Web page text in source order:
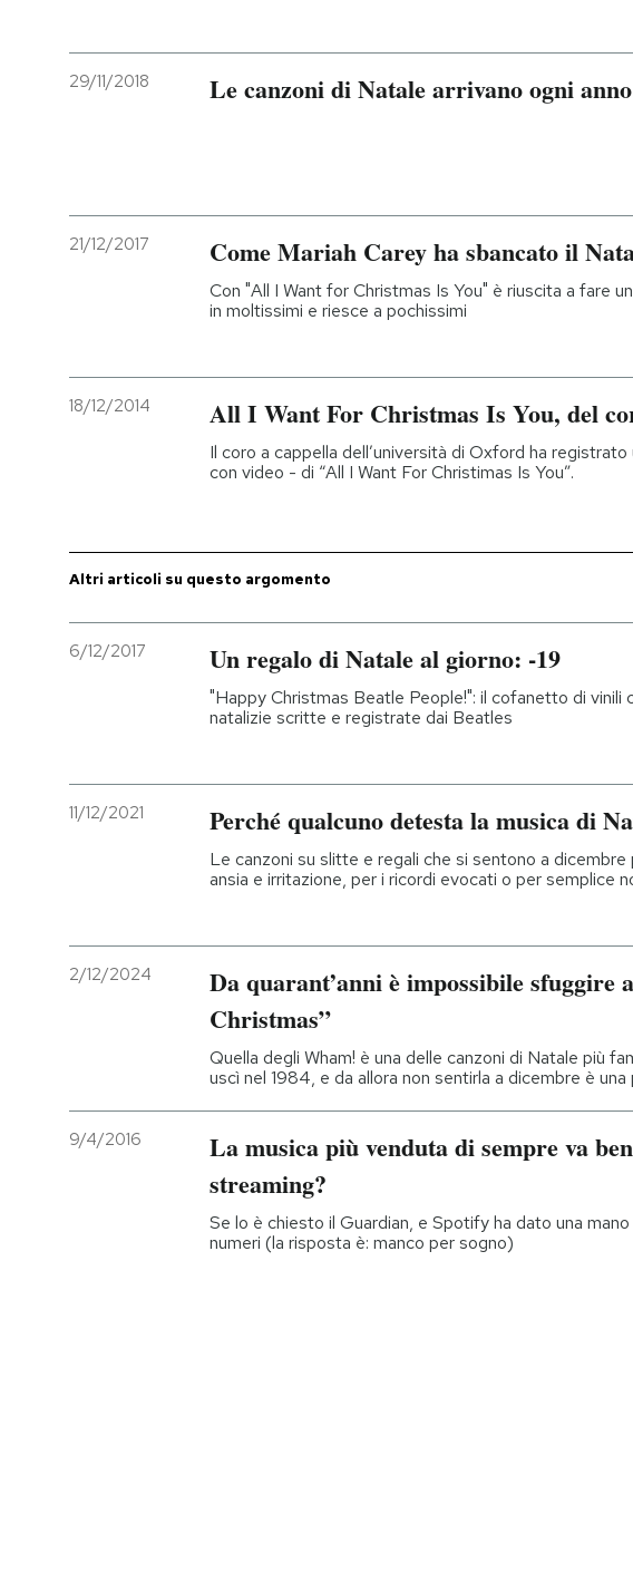
AREA PERSONALE
29/11/2018 Le canzoni di Natale arrivano ogni
21/12/2017 Come Mariah Carey ha sbancato il
Con "All I Want for Christmas Is You" è riuscita a fare
in moltissimi e riesce a pochissimi
18/12/2014 All I Want For Christmas Is You, del
Il coro a cappella dell’università di Oxford ha
con video - di “All I Want For Christimas Is You”.
Altri articoli su questo argomento
6/12/2017 Un regalo di Natale al giorno: -19
"Happy Christmas Beatle People!": il cofanetto di vinili
natalizie scritte e registrate dai Beatles
11/12/2021 Perché qualcuno detesta la musica di
Le canzoni su slitte e regali che si sentono a
ansia e irritazione, per i ricordi evocati o per semplice
2/12/2024
Da quarant’anni è impossibile sfuggire
Christmas”
Quella degli Wham! è una delle canzoni di Natale più
uscì nel 1984, e da allora non sentirla a dicembre è una
9/4/2016
La musica più venduta di sempre va
streaming?
Se lo è chiesto il Guardian, e Spotify ha dato una
numeri (la risposta è: manco per sogno)